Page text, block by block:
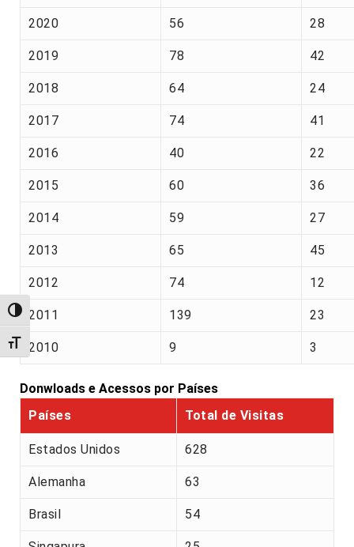
Alternar alto contraste
Alternar tamanho da fonte
2020 56 28
2019 78 42
2018 64 24
2017 74 41
2016 40 22
2015 60 36
2014 59 27
2013 65 45
2012 74 12
2011 139 23
2010 9 3
Donwloads e Acessos por Países
Países
Total de Visitas
Estados Unidos 628
Alemanha 63
Brasil 54